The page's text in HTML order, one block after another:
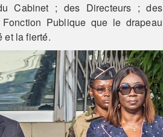
Cabinet ; des Directeurs ; des
Publique que le drapeau
et la fierté́.